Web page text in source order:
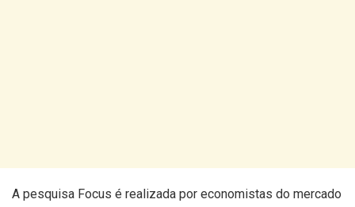
A pesquisa Focus é realizada por economistas do mercado